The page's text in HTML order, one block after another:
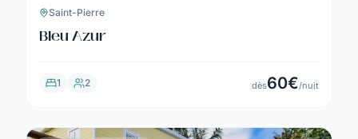
Saint-Pierre
Bleu Azur
1 2 dès60€/nuit